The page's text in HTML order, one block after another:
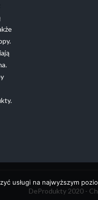
usługi na najwyższym
DeProdukty 2020 -